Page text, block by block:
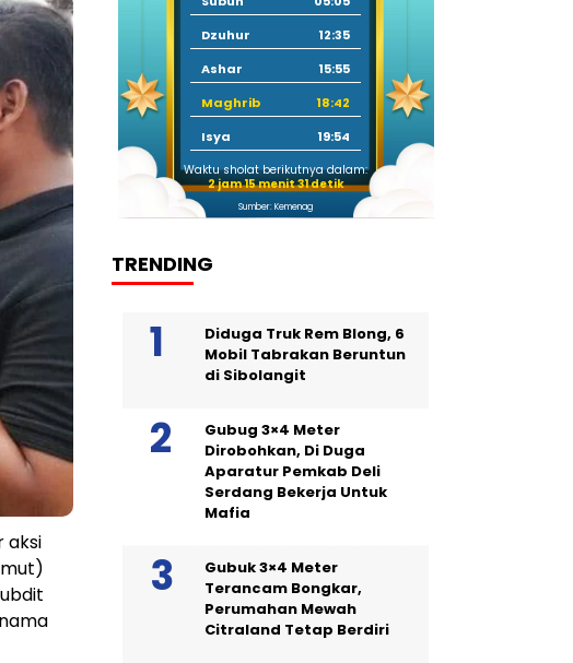
aksi
Dzuhur
12:35
Ashar
15:55
Maghrib
18:42
Isya
19:54
Waktu sholat berikutnya dalam:
2 jam 15 menit 30 detik
Sumber: Kemenag
TRENDING
Diduga Truk Rem Blong, 6
Mobil Tabrakan Beruntun
di Sibolangit
Gubug 3×4 Meter
Dirobohkan, Di Duga
Aparatur Pemkab Deli
Serdang Bekerja Untuk
Mafia
Gubuk 3×4 Meter
Terancam Bongkar,
Perumahan Mewah
Citraland Tetap Berdiri